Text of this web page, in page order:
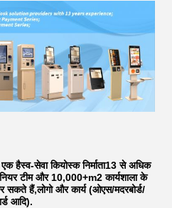
एक हैस्व-सेवा कियोस्क निर्माता13 से अधिक
टीम और 10,000+m2 कार्यशाला के
सकते हैं,लोगो और कार्य (ओएस/मदरबोर्ड/
आदि).